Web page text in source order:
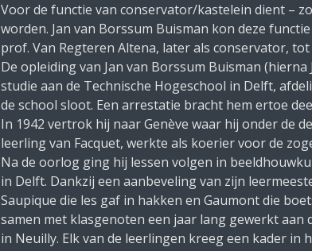
Voor de functie van conservator/kastelein dient –
worden. Jan van Borssum Buisman kon deze
prof. Van Regteren Altena, later als conservator,
De opleiding van Jan van Borssum Buisman
studie aan de Technische Hogeschool in Delft,
de school sloot. Een arrestatie bracht hem ertoe
In 1942 vertrok hij naar Genève waar hij onder de
leerling van Facquet, werkte als koerier voor de
Na de oorlog ging hij lessen volgen in
in Delft. Dankzij een aanbeveling van zijn
Saupique die les gaf in hakken en Gaumont die
samen met klasgenoten een jaar lang gewerkt aan
in Neuilly. Elk van de leerlingen kreeg een kader